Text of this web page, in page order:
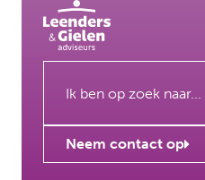
Neem contact op